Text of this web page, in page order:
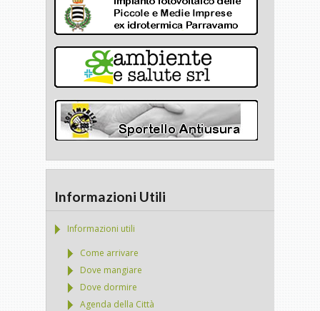
Informazioni Utili
Informazioni utili
Come arrivare
Dove mangiare
Dove dormire
Agenda della Città